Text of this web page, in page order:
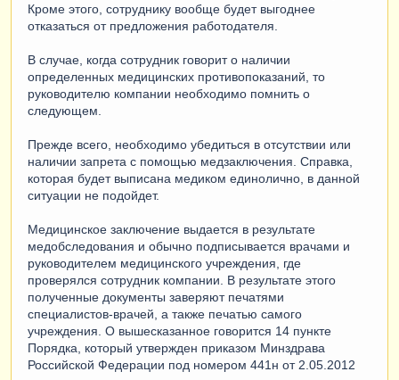
Кроме этого, сотруднику вообще будет выгоднее
отказаться от предложения работодателя.
В случае, когда сотрудник говорит о наличии
определенных медицинских противопоказаний, то
руководителю компании необходимо помнить о
следующем.
Прежде всего, необходимо убедиться в отсутствии или
наличии запрета с помощью медзаключения. Справка,
которая будет выписана медиком единолично, в данной
ситуации не подойдет.
Медицинское заключение выдается в результате
медобследования и обычно подписывается врачами и
руководителем медицинского учреждения, где
проверялся сотрудник компании. В результате этого
полученные документы заверяют печатями
специалистов-врачей, а также печатью самого
учреждения. О вышесказанное говорится 14 пункте
Порядка, который утвержден приказом Минздрава
Российской Федерации под номером 441н от 2.05.2012